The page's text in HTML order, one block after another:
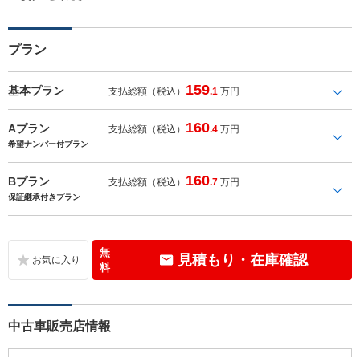
プラン
基本プラン 支払総額（税込） 159.1 万円
Aプラン 支払総額（税込） 160.4 万円
希望ナンバー付プラン
Bプラン 支払総額（税込） 160.7 万円
保証継承付きプラン
無
料
見積もり・在庫確認
中古車販売店情報